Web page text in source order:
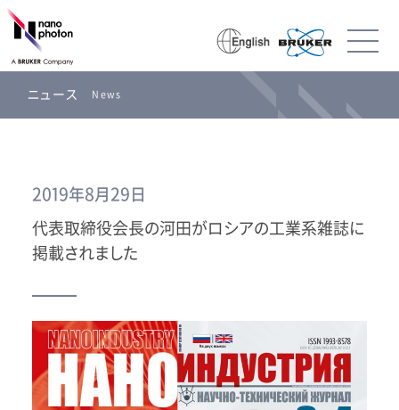
ニュース News
2019年8月29日
代表取締役会長の河田がロシアの工業系雑誌に
掲載されました